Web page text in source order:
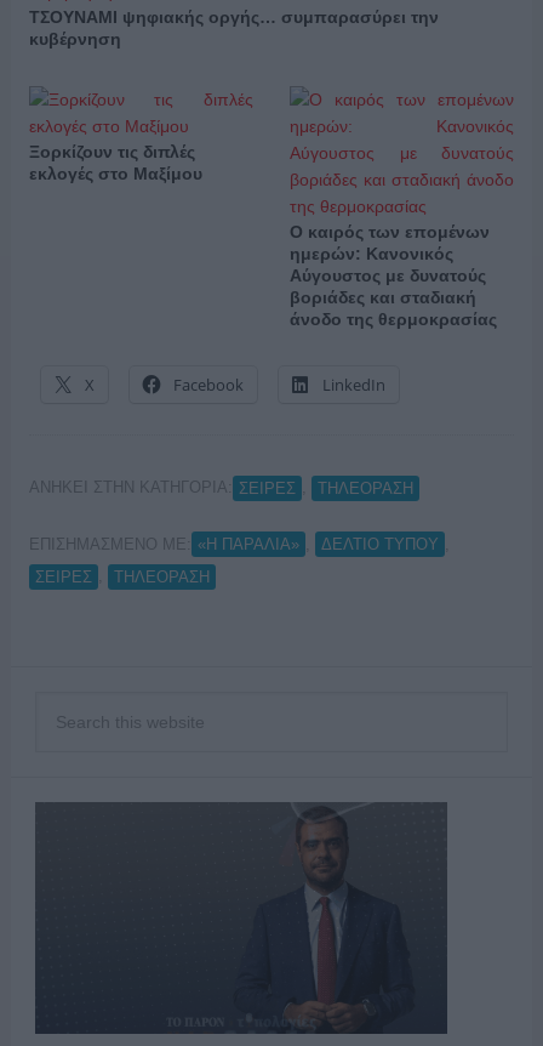
ΤΣΟΥΝΑΜΙ ψηφιακής οργής… συμπαρασύρει την
κυβέρνηση
Ξορκίζουν τις διπλές
εκλογές στο Μαξίμου
Ο καιρός των επομένων
ημερών: Κανονικός
Αύγουστος με δυνατούς
βοριάδες και σταδιακή
άνοδο της θερμοκρασίας
X Facebook LinkedIn
ΑΝΗΚΕΙ ΣΤΗΝ ΚΑΤΗΓΟΡΙΑ: ΣΕΙΡΕΣ ΤΗΛΕΟΡΑΣΗ
ΕΠΙΣΗΜΑΣΜΕΝΟ ΜΕ: «Η ΠΑΡΑΛΙΑ» ΔΕΛΤΙΟ ΤΥΠΟΥ
ΣΕΙΡΕΣ
ΤΗΛΕΟΡΑΣΗ